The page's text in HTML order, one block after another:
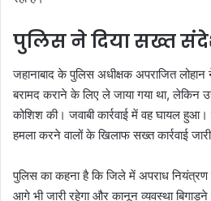
पुलिस ने दिया सख्त
जहानाबाद के पुलिस अधीक्षक अपराजित लोहान
बरामद कराने के लिए ले जाया गया था, लेकिन
कोशिश की। जवाबी कार्रवाई में वह घायल
हमला करने वालों के खिलाफ सख्त कार्रवाई
पुलिस का कहना है कि जिले में अपराध नियंत्रण
आगे भी जारी रहेगा और कानून व्यवस्था